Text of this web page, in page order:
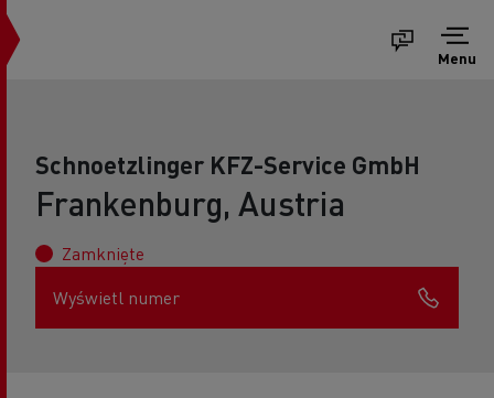
Menu
Schnoetzlinger KFZ-Service GmbH
Frankenburg, Austria
Zamknięte
Wyświetl numer